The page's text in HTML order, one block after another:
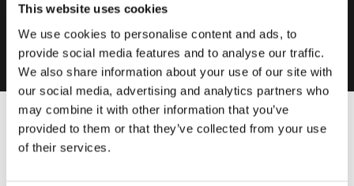
This website uses cookies
We use cookies to personalise content and ads, to
provide social media features and to analyse our traffic.
We also share information about your use of our site with
our social media, advertising and analytics partners who
may combine it with other information that you’ve
provided to them or that they’ve collected from your use
of their services.
Heren
Motorkleding heren